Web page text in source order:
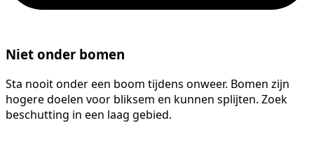
Niet onder bomen
Sta nooit onder een boom tijdens onweer. Bomen zijn
hogere doelen voor bliksem en kunnen splijten. Zoek
beschutting in een laag gebied.